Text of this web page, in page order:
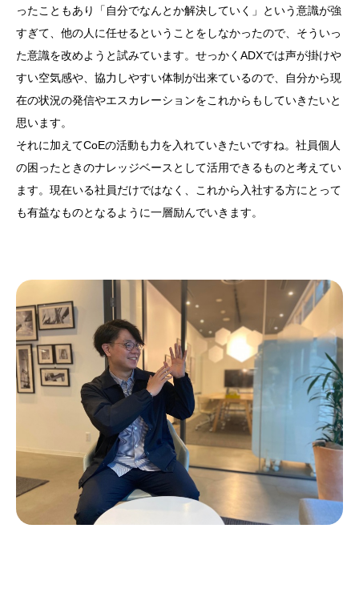
ったこともあり「自分でなんとか解決していく」という意識が強
すぎて、他の人に任せるということをしなかったので、そういっ
た意識を改めようと試みています。せっかくADXでは声が掛けや
すい空気感や、協力しやすい体制が出来ているので、自分から現
在の状況の発信やエスカレーションをこれからもしていきたいと
思います。
それに加えてCoEの活動も力を入れていきたいですね。社員個人
の困ったときのナレッジベースとして活用できるものと考えてい
ます。現在いる社員だけではなく、これから入社する方にとって
も有益なものとなるように一層励んでいきます。